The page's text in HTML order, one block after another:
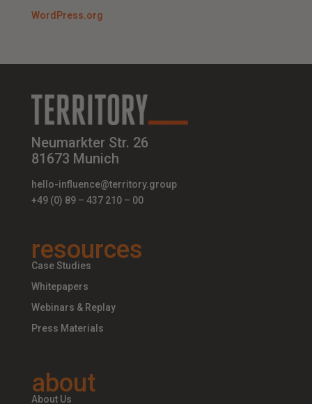
WordPress.org
Neumarkter Str. 26
81673 Munich
hello-influence@territory.group
+49 (0) 89 – 437 210 – 00
resources
Case Studies
Whitepapers
Webinars & Replay
Press Materials
about
About Us